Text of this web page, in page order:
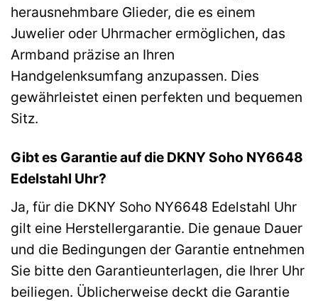
herausnehmbare Glieder, die es einem
Juwelier oder Uhrmacher ermöglichen, das
Armband präzise an Ihren
Handgelenksumfang anzupassen. Dies
gewährleistet einen perfekten und bequemen
Sitz.
Gibt es Garantie auf die DKNY Soho NY6648
Edelstahl Uhr?
Ja, für die DKNY Soho NY6648 Edelstahl Uhr
gilt eine Herstellergarantie. Die genaue Dauer
und die Bedingungen der Garantie entnehmen
Sie bitte den Garantieunterlagen, die Ihrer Uhr
beiliegen. Üblicherweise deckt die Garantie